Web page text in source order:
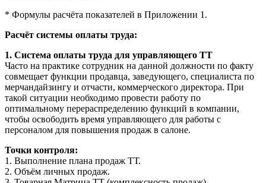
* Формулы расчёта показателей в Приложении 1.
Расчёт системы оплаты труда:
1. Система оплаты труда для управляющего ТТ
Часто на практике сотрудник на данной должности по факту
совмещает функции продавца, заведующего, специалиста по
мерчандайзингу и отчасти, коммерческого директора. При
такой ситуации необходимо провести работу по
оптимальному перераспределению функций в компании,
чтобы освободить время управляющего для работы с
персоналом для повышения продаж в салоне.
Точки контроля:
1. Выполнение плана продаж ТТ.
2. Объём личных продаж.